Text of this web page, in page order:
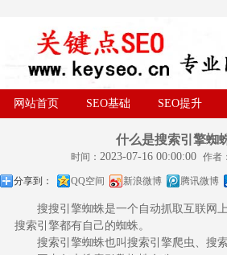
网站首页 SEO基础 SEO提升
什么是搜索引擎蜘
时间： 2023-07-16 00:00:00 作者：
分享到： QQ空间 新浪微博 腾讯微博
搜搜引擎蜘蛛是一个自动抓取互联网上
搜索引擎都有自己的蜘蛛。
搜索引擎蜘蛛也叫搜索引擎爬虫、搜索